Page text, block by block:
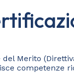
Merito
competenze